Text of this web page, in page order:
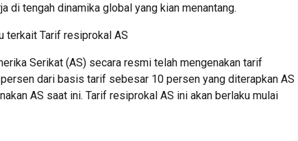
di tengah dinamika global yang kian menantang.
terkait Tarif resiprokal AS
Serikat (AS) secara resmi telah mengenakan tarif
dari basis tarif sebesar 10 persen yang diterapkan AS
AS saat ini. Tarif resiprokal AS ini akan berlaku mulai